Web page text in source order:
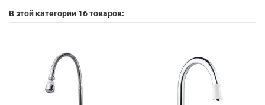
В этой категории 16 товаров: